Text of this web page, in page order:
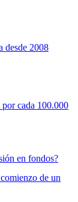
desde 2008
cada 100.000
en fondos?
de un